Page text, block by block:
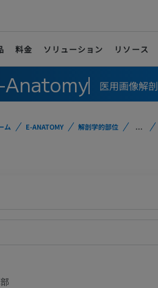
料金 ソリューション リソース
Anatomy 医用画像解剖
ム E-ANATOMY 解剖学的部位 ...